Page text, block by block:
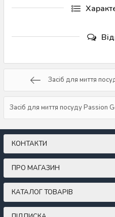
Засіб для миття
Засіб для миття посуду Passion
КОНТАКТИ
ПРО МАГАЗИН
КАТАЛОГ ТОВАРІВ